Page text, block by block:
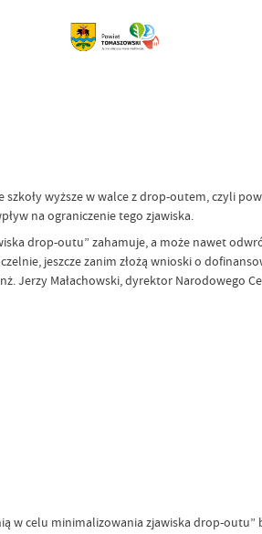
szkoły wyższe w walce z drop-outem, czyli
na ograniczenie tego zjawiska.
drop-outu” zahamuje, a może nawet
jeszcze zanim złożą wnioski o
Jerzy Małachowski, dyrektor Narodowego
w celu minimalizowania zjawiska drop-